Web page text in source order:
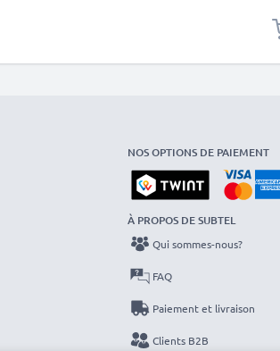
NOS OPTIONS DE PAIEMENT
À PROPOS DE SUBTEL
Qui sommes-nous?
FAQ
Paiement et livraison
Clients B2B